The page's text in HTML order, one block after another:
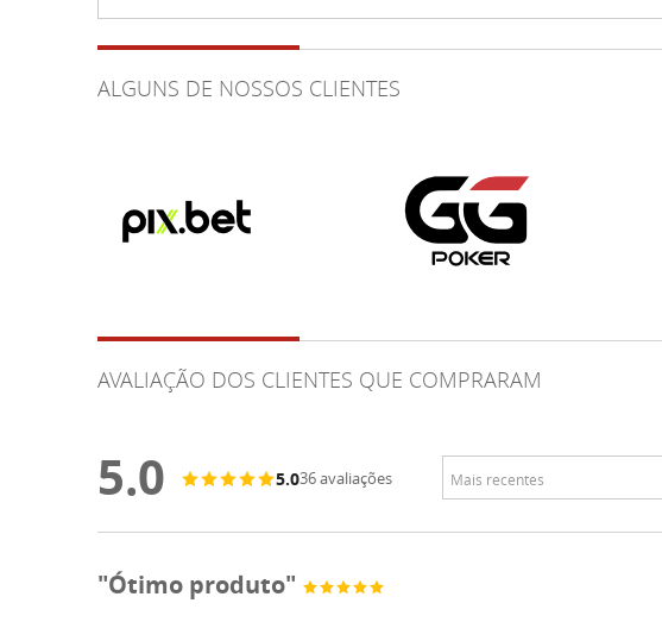
ALGUNS DE NOSSOS CLIENTES
AVALIAÇÃO DOS CLIENTES QUE COMPRARAM
5.0 5.036 avaliações
"Ótimo produto"